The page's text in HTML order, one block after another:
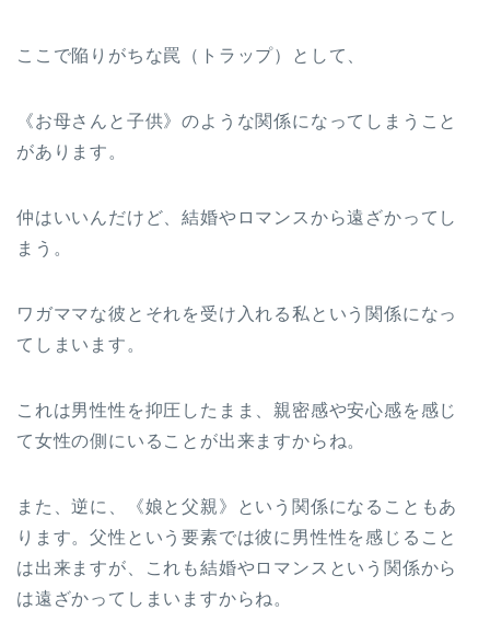
ここで陥りがちな罠（トラップ）として、
《お母さんと子供》のような関係になってしまうこと
があります。
仲はいいんだけど、結婚やロマンスから遠ざかってし
まう。
ワガママな彼とそれを受け入れる私という関係になっ
てしまいます。
これは男性性を抑圧したまま、親密感や安心感を感じ
て女性の側にいることが出来ますからね。
また、逆に、《娘と父親》という関係になることもあ
ります。父性という要素では彼に男性性を感じること
は出来ますが、これも結婚やロマンスという関係から
は遠ざかってしまいますからね。